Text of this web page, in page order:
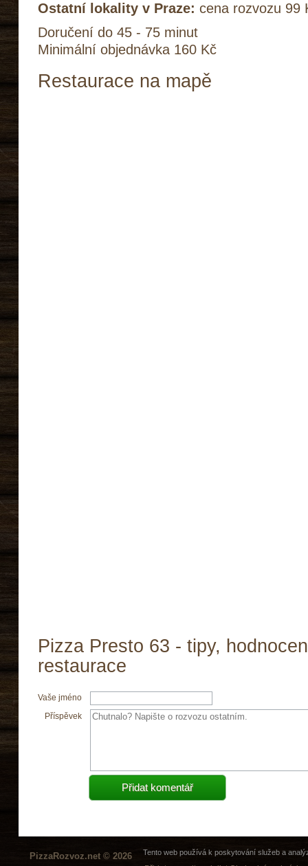
Ostatní lokality v Praze: cena rozvozu 99
Doručení do 45 - 75 minut
Minimální objednávka 160 Kč
Restaurace na mapě
Pizza Presto 63 - tipy,
restaurace
Vaše jméno
Příspěvek
Tento web používá k poskytování služeb a
PizzaRozvoz.net © 2026